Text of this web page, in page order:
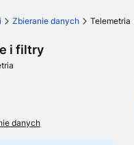
Zbieranie danych Telemetria
i filtry
danych